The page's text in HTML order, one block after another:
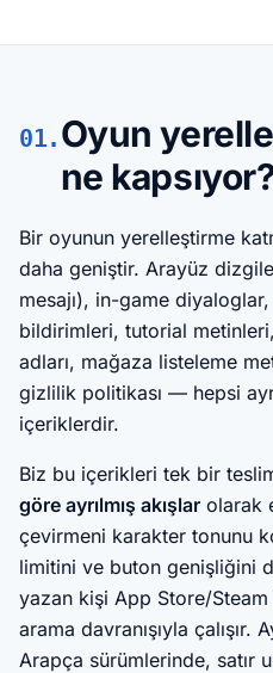
01. Oyun
ne
Bir oyunun yerelleştirme
daha geniştir. Arayüz
mesajı), in-game
bildirimleri, tutorial
adları, mağaza listeleme
gizlilik politikası — hepsi
içeriklerdir.
Biz bu içerikleri tek bir
göre ayrılmış akışlar olarak
çevirmeni karakter tonunu
limitini ve buton genişliğini
yazan kişi App Store/Steam
arama davranışıyla çalışır.
Arapça sürümlerinde, satır